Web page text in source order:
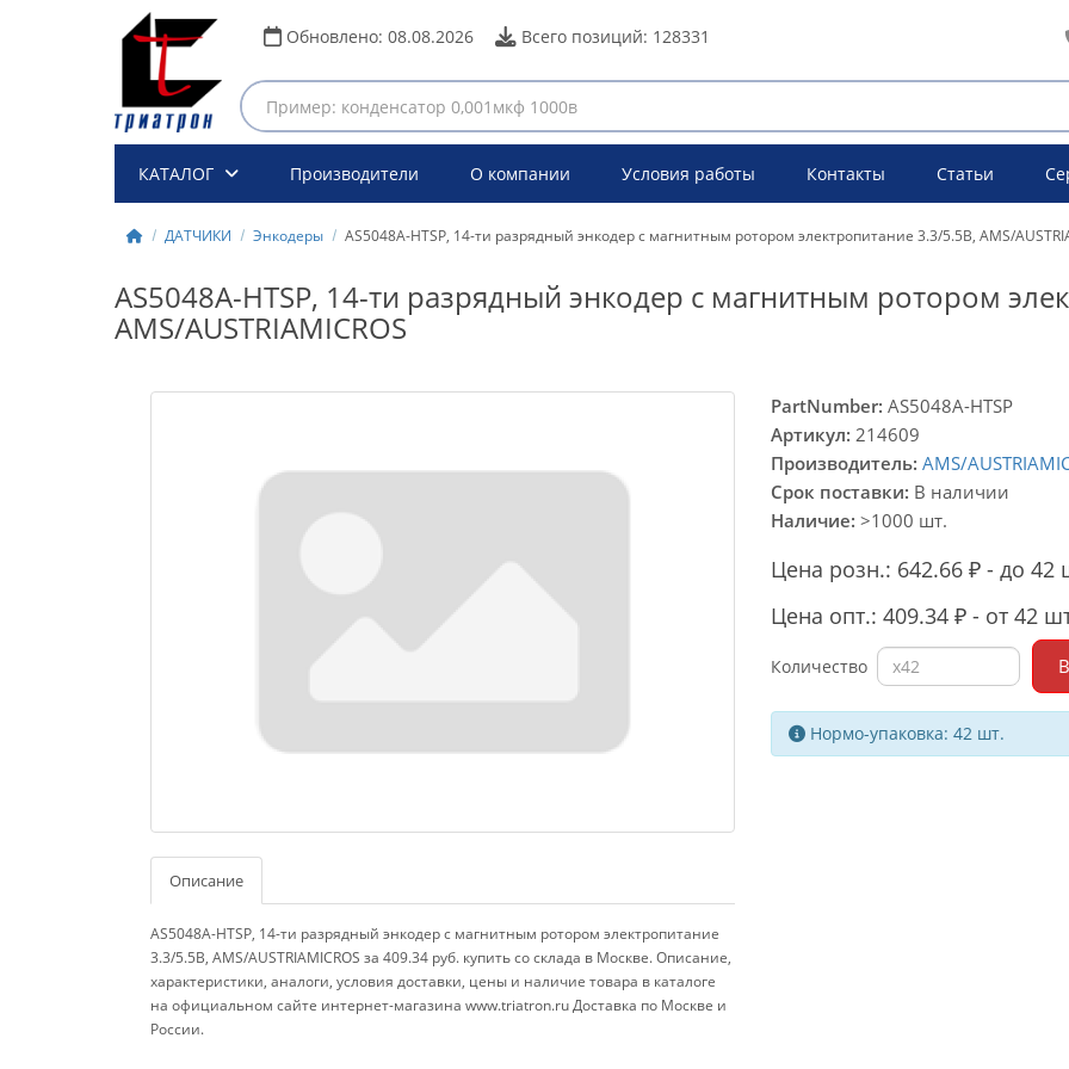
Обновлено: 08.08.2026 Всего позиций: 128331
КАТАЛОГ Производители О компании Условия работы Контакты Статьи
ДАТЧИКИ Энкодеры AS5048A-HTSP, 14-ти разрядный энкодер с магнитным ротором электропитание 3.3/5.5В, AMS/
AS5048A-HTSP, 14-ти разрядный энкодер с магнитным ротором
AMS/AUSTRIAMICROS
Описание
AS5048A-HTSP, 14-ти разрядный энкодер с магнитным ротором электропитание
3.3/5.5В, AMS/AUSTRIAMICROS за 409.34 руб. купить со склада в Москве. Описание,
характеристики, аналоги, условия доставки, цены и наличие товара в каталоге
на официальном сайте интернет-магазина www.triatron.ru Доставка по Москве и
России.
PartNumber: AS5048A-HTSP
Артикул: 214609
Производитель: AMS/
Срок поставки: В наличии
Наличие: >1000 шт.
Цена розн.: 642.66 ₽ - до 42
Цена опт.: 409.34 ₽ - от 42
Количество
Нормо-упаковка: 42 шт.